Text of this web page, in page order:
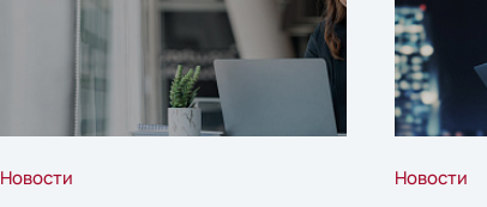
Новости
Новости